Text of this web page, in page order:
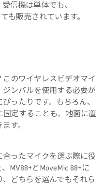
信機は単体でも、
も販売されています。
のワイヤレスビデオマイ
ンバルを使用する必要が
ったりです。もちろん、
定することも、地面に置
す。
ったマイクを選ぶ際に役
MV88+とMoveMic 88+に
どちらを選んでもそれら